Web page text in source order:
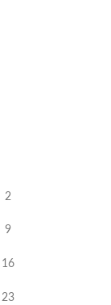
2
9
16
23